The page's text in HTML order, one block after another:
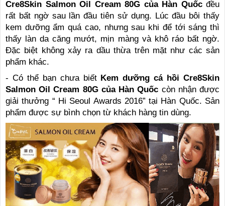
Cre8Skin Salmon Oil Cream 80G của Hàn Quốcđều
rất bất ngờ sau lần đầu tiên sử dụng. Lúc đầu bôi thấy
kem dưỡng ẩm quá cao, nhưng sau khi để tới sáng thì
thấy làn da căng mướt, mịn màng và khô ráo bất ngờ.
Đặc biệt không xảy ra dầu thừa trên mặt như các sản
phẩm khác.
- Có thể bạn chưa biếtKem dưỡng cá hồi Cre8Skin
Salmon Oil Cream 80G của Hàn Quốc còn nhận được
giải thưởng “ Hi Seoul Awards 2016” tại Hàn Quốc. Sản
phẩm được sự bình chọn từ khách hàng tin dùng.